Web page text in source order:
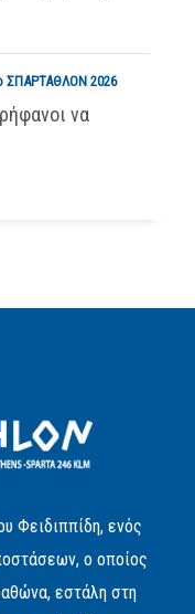
ΣΠΑΡΤΑΘΛΟΝ 2026
να
Φειδιππίδη, ενός
ο οποίος
εστάλη στη